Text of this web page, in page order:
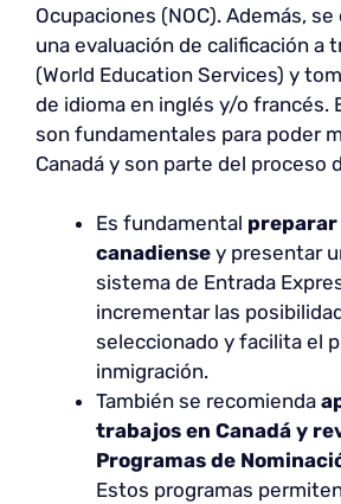
Ocupaciones (NOC). Además,
una evaluación de calificación a
(World Education Services) y
de idioma en inglés y/o francés.
son fundamentales para poder
Canadá y son parte del proceso
Es fundamental
canadiense y presentar
sistema de Entrada
incrementar las
seleccionado y facilita el
inmigración.
También se recomienda
trabajos en Canadá y
Programas de
Estos programas